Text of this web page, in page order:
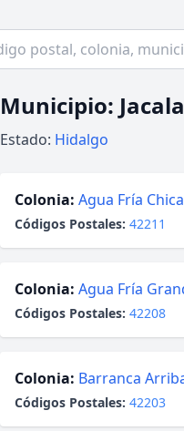
Municipio:
Estado: Hidalgo
Colonia: Agua Fría
Códigos Postales: 42211
Colonia: Agua Fría
Códigos Postales: 42208
Colonia: Barranca
Códigos Postales: 42203